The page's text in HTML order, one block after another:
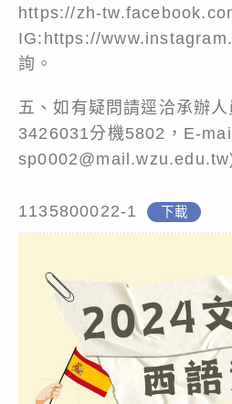
https://zh-
IG:https://
詢。
五、如有疑問請逕洽承辦
3426031分機5802，E-
1135800022-1 下載